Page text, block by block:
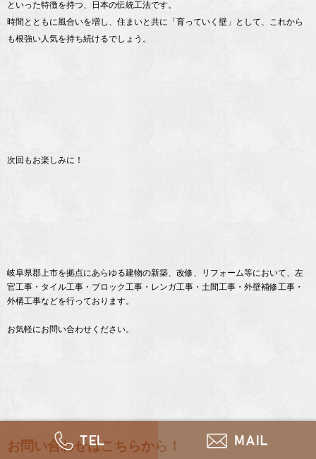
といった特徴を持つ、日本の伝統工法です。
時間とともに風合いを増し、住まいと共に「育っていく壁」として、これから
も根強い人気を持ち続けるでしょう。
次回もお楽しみに！
岐阜県郡上市を拠点にあらゆる建物の新築、改修、リフォーム等において、左
官工事・タイル工事・ブロック工事・レンガ工事・土間工事・外壁補修工事・
外構工事などを行っております。
お気軽にお問い合わせください。
お問い合わせはこちらから！